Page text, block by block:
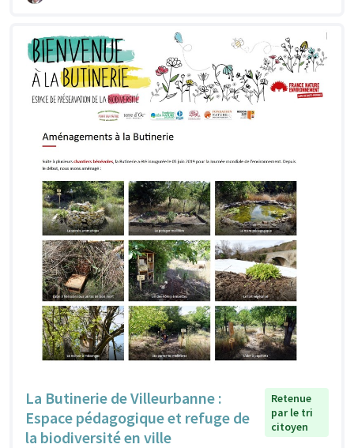
La Butinerie de Villeurbanne :
Espace pédagogique et refuge de
la biodiversité en ville
Retenue
par le tri
citoyen